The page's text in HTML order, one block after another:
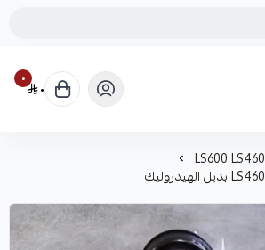
٠ ٠
LS600 LS460